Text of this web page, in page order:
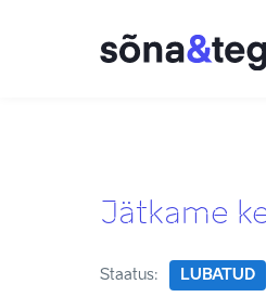
Jätkame
Staatus: LUBATUD